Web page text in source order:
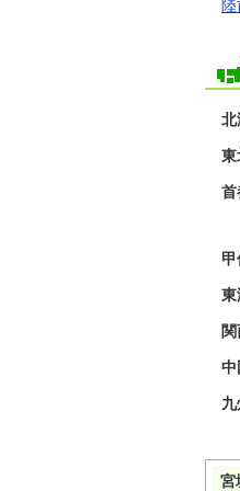
北
東
首
東
中
宮